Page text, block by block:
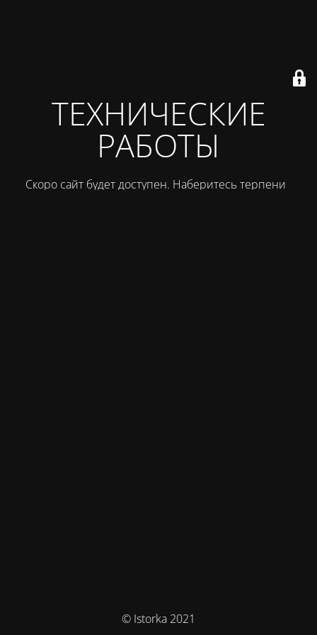
ТЕХНИЧЕСКИЕ
РАБОТЫ
Скоро сайт будет доступен. Наберитесь терпения
© Istorka 2021